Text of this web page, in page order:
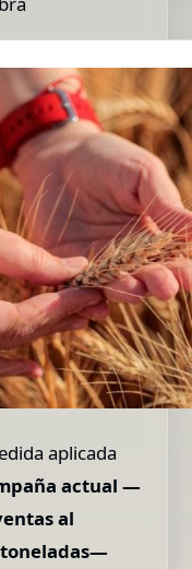
aplicada
actual —
al